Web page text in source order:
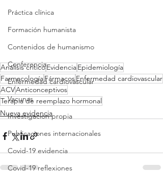
Práctica clínica
Formación humanista
Contenidos de humanismo
Conferencia
Enfermedad cardiovascular
Vacunas
Investigacion propia
Publicaciones internacionales
Covid-19 evidencia
Covid-19 reflexiones
Análisis críticoEvidenciaEpidemiología
FarmacologíaFármacosEnfermedad cardiovascular
ACVAnticonceptivos
Terapia de reemplazo hormonal
Nueva evidencia